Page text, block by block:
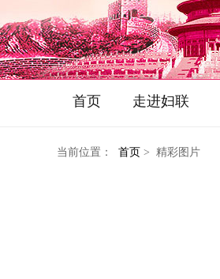
首页 走进妇联
当前位置： 首页 > 精彩图片